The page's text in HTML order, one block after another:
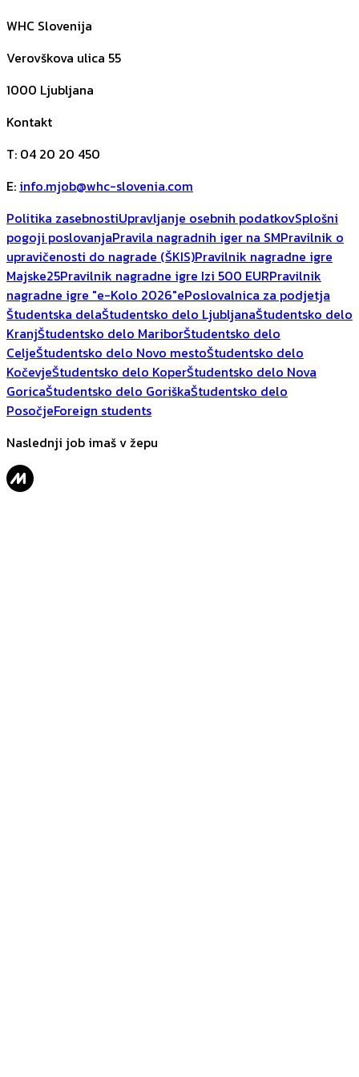
WHC Slovenija
Verovškova ulica 55
1000 Ljubljana
Kontakt
T: 04 20 20 450
E: info.mjob@whc-slovenia.com
Politika zasebnostiUpravljanje osebnih podatkovSplošni
pogoji poslovanjaPravila nagradnih iger na SMPravilnik o
upravičenosti do nagrade (ŠKIS)Pravilnik nagradne igre
Majske25Pravilnik nagradne igre Izi 500 EURPravilnik
nagradne igre "e-Kolo 2026"ePoslovalnica za podjetja
Študentska delaŠtudentsko delo LjubljanaŠtudentsko delo
KranjŠtudentsko delo MariborŠtudentsko delo
CeljeŠtudentsko delo Novo mestoŠtudentsko delo
KočevjeŠtudentsko delo KoperŠtudentsko delo Nova
GoricaŠtudentsko delo GoriškaŠtudentsko delo
PosočjeForeign students
Naslednji job imaš v žepu